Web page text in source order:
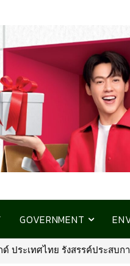
GOVERNMENT
กซ์คลูซีฟระดับมิชลินสตาร์ สำห